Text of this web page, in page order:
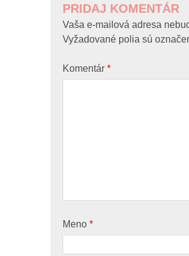
PRIDAJ KOMENTÁR
Vaša e-mailová adresa
Vyžadované polia sú
Komentár*
Meno*